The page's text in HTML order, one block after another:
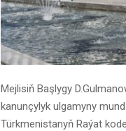
Mejlisiň Başlygy
kanunçylyk ulgamyny
Türkmenistanyň Raýat